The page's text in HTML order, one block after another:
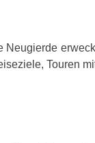
Neugierde
Touren